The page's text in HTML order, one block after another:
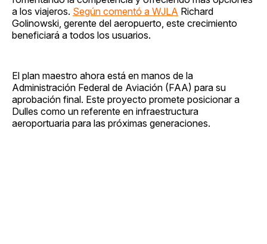
a los viajeros. Según comentó a WJLA Richard
Golinowski, gerente del aeropuerto, este crecimiento
beneficiará a todos los usuarios.
El plan maestro ahora está en manos de la
Administración Federal de Aviación (FAA) para su
aprobación final. Este proyecto promete posicionar a
Dulles como un referente en infraestructura
aeroportuaria para las próximas generaciones.